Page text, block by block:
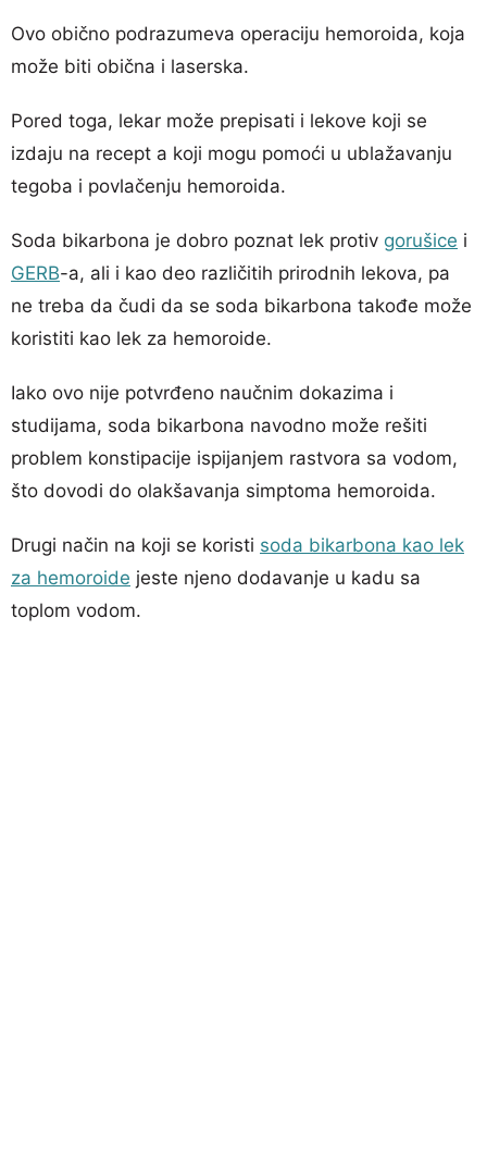
Ovo obično podrazumeva operaciju hemoroida, koja
može biti obična i laserska.
Pored toga, lekar može prepisati i lekove koji se
izdaju na recept a koji mogu pomoći u ublažavanju
tegoba i povlačenju hemoroida.
Soda bikarbona je dobro poznat lek protiv gorušice i
GERB-a, ali i kao deo različitih prirodnih lekova, pa
ne treba da čudi da se soda bikarbona takođe može
koristiti kao lek za hemoroide.
Iako ovo nije potvrđeno naučnim dokazima i
studijama, soda bikarbona navodno može rešiti
problem konstipacije ispijanjem rastvora sa vodom,
što dovodi do olakšavanja simptoma hemoroida.
Drugi način na koji se koristi soda bikarbona kao lek
za hemoroide jeste njeno dodavanje u kadu sa
toplom vodom.